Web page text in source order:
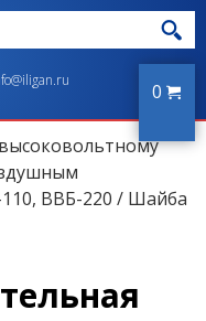
0
ВВБ-220 / Шайба